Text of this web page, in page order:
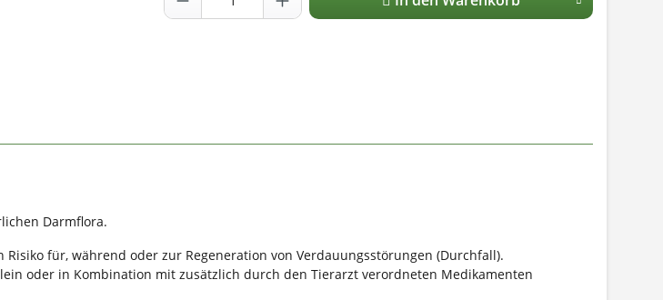
Darmflora.
für, während oder zur Regeneration von Verdauungsstörungen (Durchfall).
oder in Kombination mit zusätzlich durch den Tierarzt verordneten Medikamenten